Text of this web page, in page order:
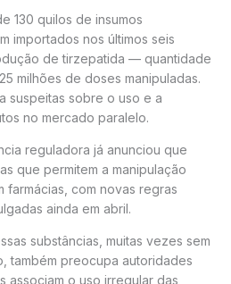
130 quilos de insumos
importados nos últimos seis
de tirzepatida — quantidade
milhões de doses manipuladas.
suspeitas sobre o uso e a
no mercado paralelo.
reguladora já anunciou que
que permitem a manipulação
farmácias, com novas regras
ainda em abril.
substâncias, muitas vezes sem
também preocupa autoridades
associam o uso irregular das